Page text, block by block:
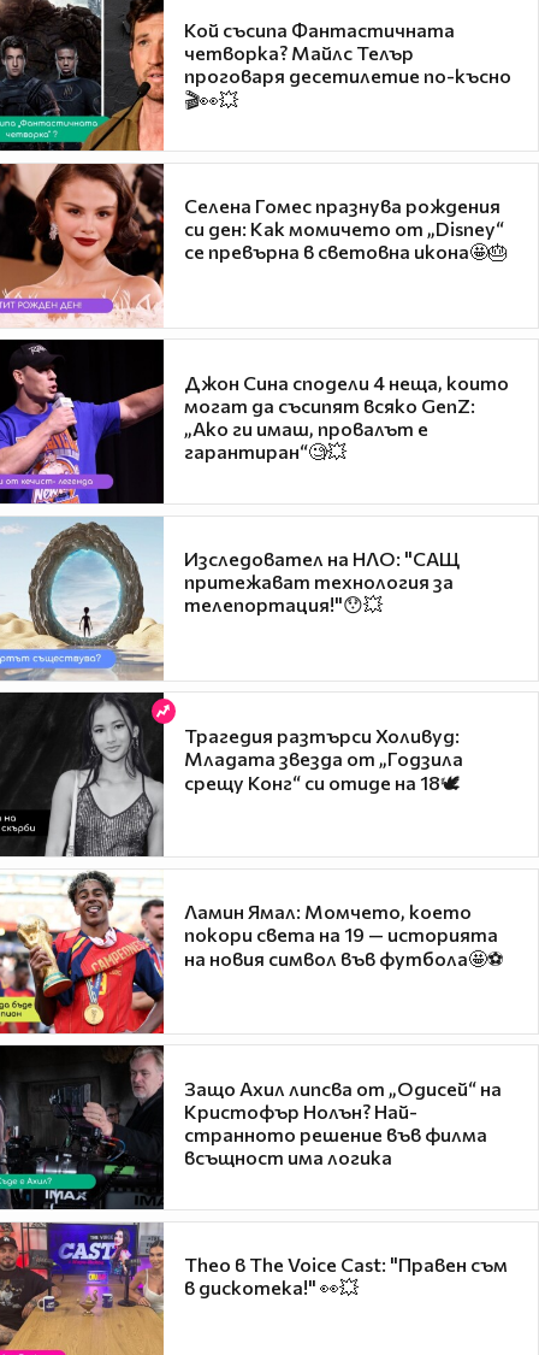
Кой съсипа Фантастичната
четворка? Майлс Телър
проговаря десетилетие по-късно
🎬👀💥
Селена Гомес празнува рождения
си ден: Как момичето от „Disney“
се превърна в световна икона🤩🎂
Джон Сина сподели 4 неща, които
могат да съсипят всяко GenZ:
„Ако ги имаш, провалът е
гарантиран“🧐💥
Изследовател на НЛО: "САЩ
притежават технология за
телепортация!"😯💥
Трагедия разтърси Холивуд:
Младата звезда от „Годзила
срещу Конг“ си отиде на 18🕊️
Ламин Ямал: Момчето, което
покори света на 19 — историята
на новия символ във футбола🤩⚽
Защо Ахил липсва от „Одисей“ на
Кристофър Нолън? Най-
странното решение във филма
всъщност има логика
Theo в The Voice Cast: "Правен съм
в дискотека!" 👀💥